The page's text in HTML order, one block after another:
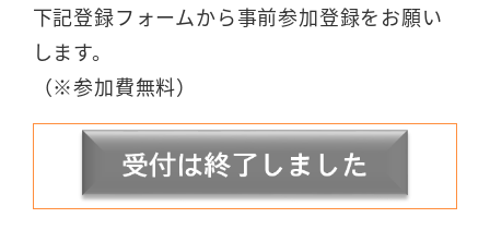
下記登録フォームから事前参加登録をお願い
します。
（※参加費無料）